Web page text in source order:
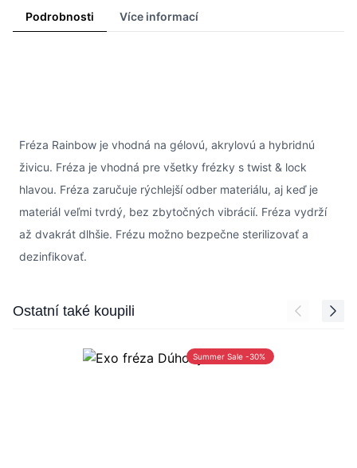
Podrobnosti Více informací
Fréza Rainbow je vhodná na gélovú, akrylovú a hybridnú
živicu. Fréza je vhodná pre všetky frézky s twist & lock
hlavou. Fréza zaručuje rýchlejší odber materiálu, aj keď je
materiál veľmi tvrdý, bez zbytočných vibrácií. Fréza vydrží
až dvakrát dlhšie. Frézu možno bezpečne sterilizovať a
dezinfikovať.
Press to skip carousel
Ostatní také koupili
Summer Sale -30%